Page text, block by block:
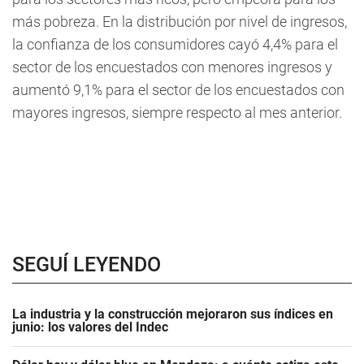
más pobreza. En la distribución por nivel de ingresos,
la confianza de los consumidores cayó 4,4% para el
sector de los encuestados con menores ingresos y
aumentó 9,1% para el sector de los encuestados con
mayores ingresos, siempre respecto al mes anterior.
SEGUÍ LEYENDO
La industria y la construcción mejoraron sus índices en
junio: los valores del Indec